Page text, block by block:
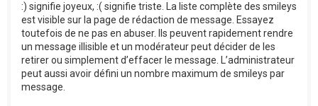
:) signifie joyeux, :( signifie triste. La liste complète des smileys
est visible sur la page de rédaction de message. Essayez
toutefois de ne pas en abuser. Ils peuvent rapidement rendre
un message illisible et un modérateur peut décider de les
retirer ou simplement d’effacer le message. L’administrateur
peut aussi avoir défini un nombre maximum de smileys par
message.